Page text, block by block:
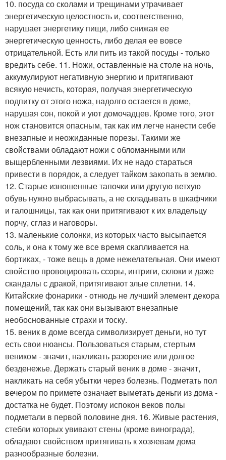
10. посуда со сколами и трещинами утрачивает
энергетическую целостность и, соответственно,
нарушает энергетику пищи, либо снижая ее
энергетическую ценность, либо делая ее вовсе
отрицательной. Есть или пить из такой посуды - только
вредить себе. 11. Ножи, оставленные на столе на ночь,
аккумулируют негативную энергию и притягивают
всякую нечисть, которая, получая энергетическую
подпитку от этого ножа, надолго остается в доме,
нарушая сон, покой и уют домочадцев. Кроме того, этот
нож становится опасным, так как им легче нанести себе
внезапные и неожиданные порезы. Такими же
свойствами обладают ножи с обломанными или
выщербленными лезвиями. Их не надо стараться
привести в порядок, а следует тайком закопать в землю.
12. Старые изношенные тапочки или другую ветхую
обувь нужно выбрасывать, а не складывать в шкафчики
и галошницы, так как они притягивают к их владельцу
порчу, сглаз и наговоры.
13. маленькие солонки, из которых часто высыпается
соль, и она к тому же все время скапливается на
бортиках, - тоже вещь в доме нежелательная. Они имеют
свойство провоцировать ссоры, интриги, склоки и даже
скандалы с дракой, притягивают злые сплетни. 14.
Китайские фонарики - отнюдь не лучший элемент декора
помещений, так как они вызывают внезапные
необоснованные страхи и тоску.
15. веник в доме всегда символизирует деньги, но тут
есть свои нюансы. Пользоваться старым, стертым
веником - значит, накликать разорение или долгое
безденежье. Держать старый веник в доме - значит,
накликать на себя убытки через болезнь. Подметать пол
вечером по примете означает выметать деньги из дома -
достатка не будет. Поэтому испокон веков полы
подметали в первой половине дня. 16. Живые растения,
стебли которых увивают стены (кроме винограда),
обладают свойством притягивать к хозяевам дома
разнообразные болезни.